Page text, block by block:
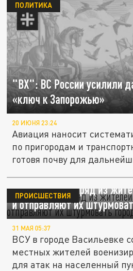
"ВХ": ВС России усилили
«ключ к Запорожью»
ПОЛИТИКА
20 ИЮНЯ 23:24
Авиация наносит
по пригородам и
готовя почву для
ВСУ создали отряд из
и отправляют их
ПРОИСШЕСТВИЯ
31 МАЯ 05:37
ВСУ в городе Васильевке
местных жителей
для атак на населенный